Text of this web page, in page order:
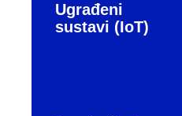
Ugrađeni
sustavi (IoT)